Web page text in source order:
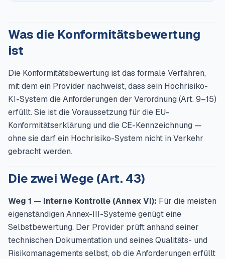
Was die Konformitätsbewertung
ist
Die Konformitätsbewertung ist das formale Verfahren,
mit dem ein Provider nachweist, dass sein Hochrisiko-
KI-System die Anforderungen der Verordnung (Art. 9–15)
erfüllt. Sie ist die Voraussetzung für die EU-
Konformitätserklärung und die CE-Kennzeichnung —
ohne sie darf ein Hochrisiko-System nicht in Verkehr
gebracht werden.
Die zwei Wege (Art. 43)
Weg 1 — Interne Kontrolle (Annex VI): Für die meisten
eigenständigen Annex-III-Systeme genügt eine
Selbstbewertung. Der Provider prüft anhand seiner
technischen Dokumentation und seines Qualitäts- und
Risikomanagements selbst, ob die Anforderungen erfüllt